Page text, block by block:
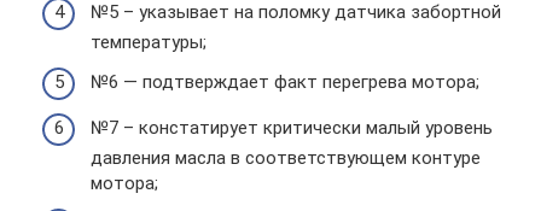
№5 – указывает на поломку датчика забортной
температуры;
№6 — подтверждает факт перегрева мотора;
№7 – констатирует критически малый уровень
давления масла в соответствующем контуре
мотора;